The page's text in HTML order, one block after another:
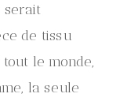
serait
de tissu
le monde,
la seule